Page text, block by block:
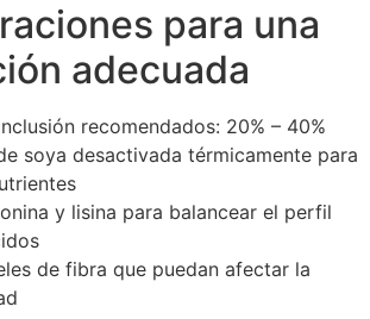
para una
adecuada
recomendados: 20% – 40%
soya desactivada térmicamente para
y lisina para balancear el perfil
de fibra que puedan afectar la